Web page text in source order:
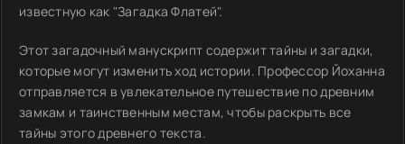
известную как "Загадка Флатей".
Этот загадочный манускрипт содержит тайны и загадки,
которые могут изменить ход истории. Профессор Йоханна
отправляется в увлекательное путешествие по древним
замкам и таинственным местам, чтобы раскрыть все
тайны этого древнего текста.